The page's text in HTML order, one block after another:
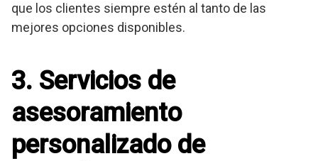
que los clientes siempre estén al tanto de las
mejores opciones disponibles.
3. Servicios de
asesoramiento
personalizado de